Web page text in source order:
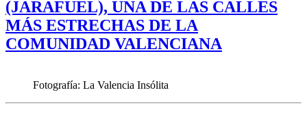
(JARAFUEL), UNA DE LAS CALLES
MÁS ESTRECHAS DE LA
COMUNIDAD VALENCIANA
Fotografía: La Valencia Insólita